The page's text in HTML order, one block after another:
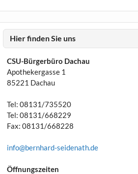
Hier finden Sie uns
CSU-Bürgerbüro Dachau
Apothekergasse 1
85221 Dachau
Tel: 08131/735520
Tel: 08131/668229
Fax: 08131/668228
info@bernhard-seidenath.de
Öffnungszeiten